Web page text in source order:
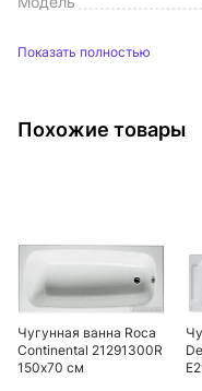
Показать полностью
Похожие товары
Чугунная ванна Roca
Continental 21291300R
150х70 см